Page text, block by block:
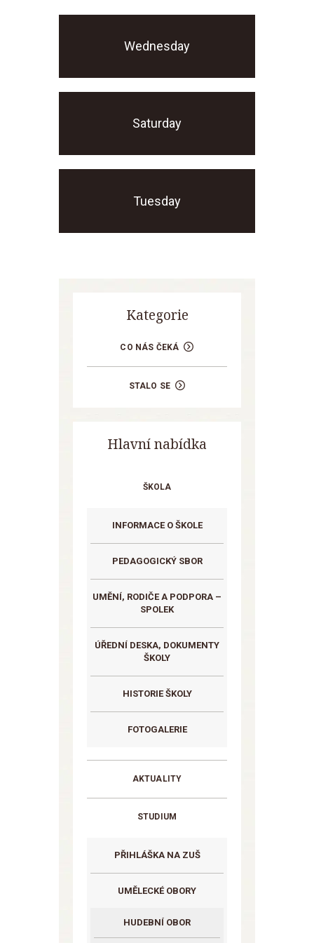
Wednesday
Saturday
Tuesday
Kategorie
CO NÁS ČEKÁ
STALO SE
Hlavní nabídka
ŠKOLA
INFORMACE O ŠKOLE
PEDAGOGICKÝ SBOR
UMĚNÍ, RODIČE A PODPORA –
SPOLEK
ÚŘEDNÍ DESKA, DOKUMENTY
ŠKOLY
HISTORIE ŠKOLY
FOTOGALERIE
AKTUALITY
STUDIUM
PŘIHLÁŠKA NA ZUŠ
UMĚLECKÉ OBORY
HUDEBNÍ OBOR